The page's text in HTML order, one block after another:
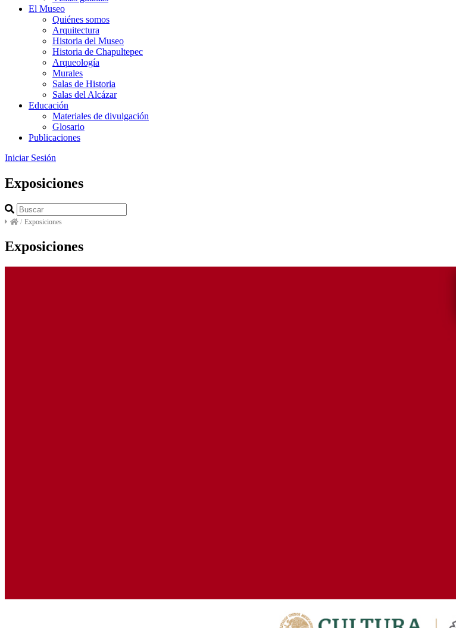
El Museo
Quiénes somos
Arquitectura
Historia del Museo
Historia de Chapultepec
Arqueología
Murales
Salas de Historia
Salas del Alcázar
Educación
Materiales de divulgación
Glosario
Publicaciones
Iniciar Sesión
Exposiciones
/ Exposiciones
Exposiciones